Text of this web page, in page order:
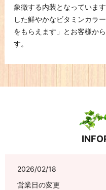
象徴する内装となっていま
した鮮やかなビタミンカラ
をもらえます」とお客様か
す。
2026/02/18
営業日の変更